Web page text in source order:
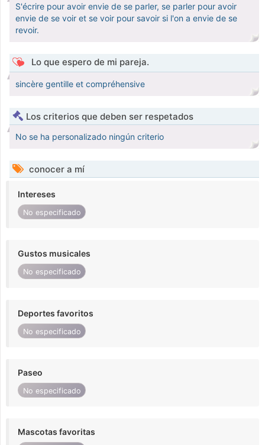
S'écrire pour avoir envie de se parler, se parler pour avoir
envie de se voir et se voir pour savoir si l'on a envie de se
revoir.
Lo que espero de mi pareja.
sincère gentille et compréhensive
Los criterios que deben ser respetados
No se ha personalizado ningún criterio
conocer a mí
Intereses
No especificado
Gustos musicales
No especificado
Deportes favoritos
No especificado
Paseo
No especificado
Mascotas favoritas